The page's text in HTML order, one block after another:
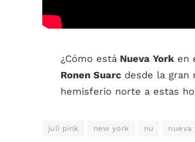
¿Cómo está Nueva York en
Ronen Suarc desde la gran
hemisferio norte a estas
juli pink new york nu nueva